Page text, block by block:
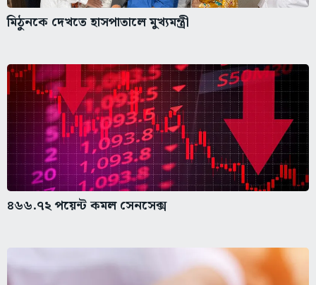
মিঠুনকে দেখতে হাসপাতালে মুখ্যমন্ত্রী
৪৬৬.৭২ পয়েন্ট কমল সেনসেক্স